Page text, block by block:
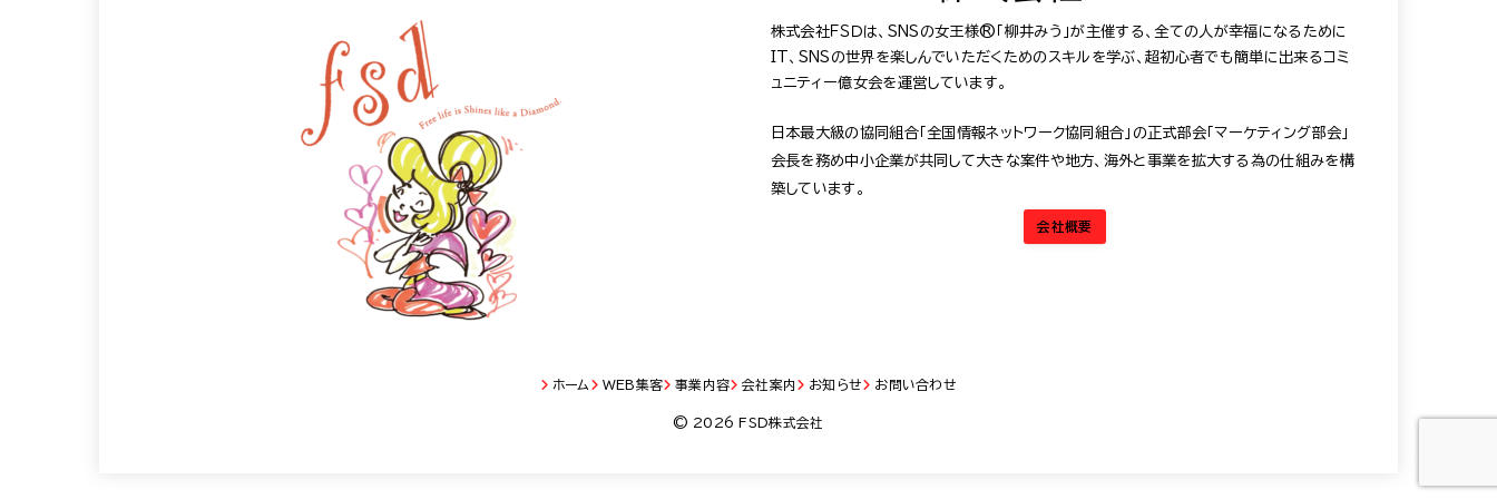
株式会社ＦＳＤは、SNSの女王様®️「柳井みう」が主催する、全ての人が幸福になるために
IT、SNSの世界を楽しんでいただくためのスキルを学ぶ、超初心者でも簡単に出来るコミ
ュニティー億女会を運営しています。
日本最大級の協同組合「全国情報ネットワーク協同組合」の正式部会「マーケティング部会」
会長を務め中小企業が共同して大きな案件や地方、海外と事業を拡大する為の仕組みを構
築しています。
会社概要
ホーム WEB集客 事業内容 会社案内 お知らせ お問い合わせ
© 2026 FSD株式会社